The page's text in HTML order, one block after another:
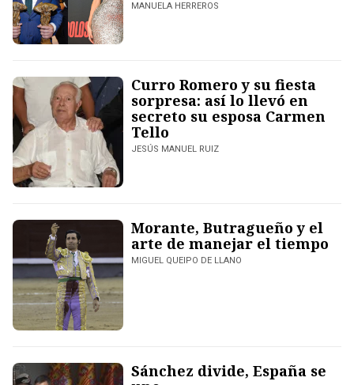
MANUELA HERREROS
Curro Romero y su fiesta
sorpresa: así lo llevó en
secreto su esposa Carmen
Tello
JESÚS MANUEL RUIZ
Morante, Butragueño y el
arte de manejar el tiempo
MIGUEL QUEIPO DE LLANO
Sánchez divide, España se